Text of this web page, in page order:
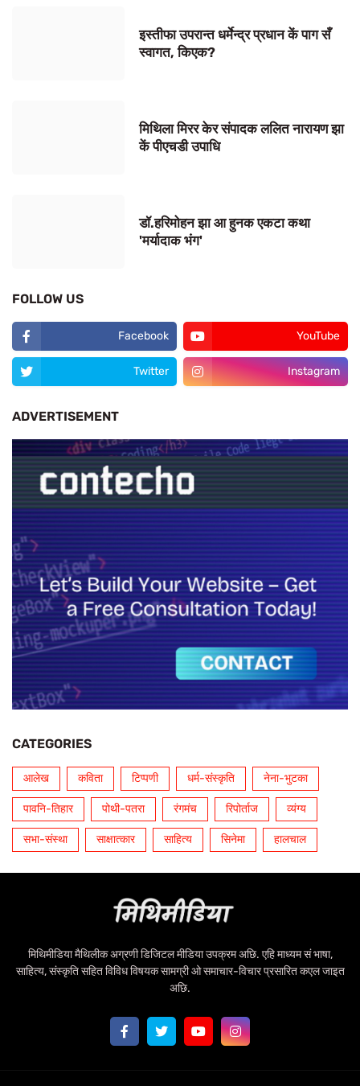
इस्तीफा उपरान्त धर्मेन्द्र प्रधान कें पाग सँ
स्वागत, किएक?
मिथिला मिरर केर संपादक ललित नारायण झा
कें पीएचडी उपाधि
डॉ.हरिमोहन झा आ हुनक एकटा कथा
'मर्यादाक भंग'
FOLLOW US
Facebook YouTube
Twitter Instagram
ADVERTISEMENT
CATEGORIES
आलेख कविता टिप्पणी धर्म-संस्कृति नेना-भुटका
पावनि-तिहार पोथी-पतरा रंगमंच रिपोर्ताज व्यंग्य
सभा-संस्था साक्षात्कार साहित्य सिनेमा हालचाल
मिथिमीडिया मैथिलीक अग्रणी डिजिटल मीडिया उपक्रम अछि. एहि माध्यम सं भाषा,
साहित्य, संस्कृति सहित विविध विषयक सामग्री ओ समाचार-विचार प्रसारित कएल जाइत
अछि.